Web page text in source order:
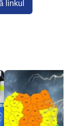
linkul